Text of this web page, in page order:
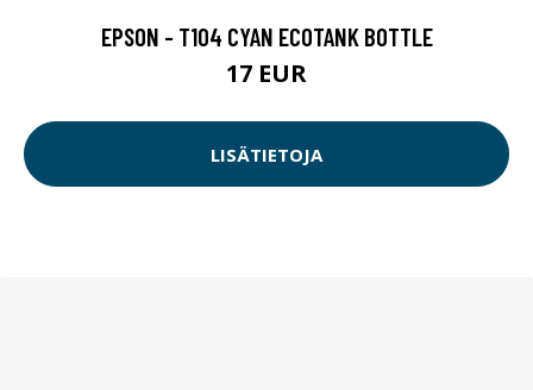
EPSON - T104 CYAN ECOTANK BOTTLE
17 EUR
LISÄTIETOJA